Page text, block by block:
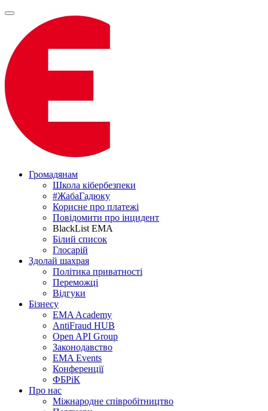
Громадянам
Школа кібербезпеки
#ЖабаГадюку
Корисне про платежі
Повідомити про інцидент
BlackList EMA
Білий список
Глосарій
Здолай шахрая
Політика приватності
Переможцi
Відгуки
Бізнесу
EMA Academy
AntiFraud HUB
Open API Group
Законодавство
EMA Events
Конференції
ФБРіК
Про нас
Міжнародне співробітництво